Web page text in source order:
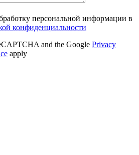
персональной информации в
конфиденциальности
and the Google Privacy
apply